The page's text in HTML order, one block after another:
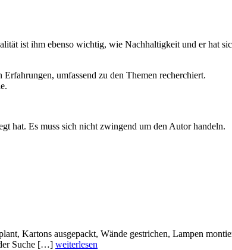
ist ihm ebenso wichtig, wie Nachhaltigkeit und er hat
umfassend zu den Themen recherchiert.
hat. Es muss sich nicht zwingend um den Autor handeln.
Kartons ausgepackt, Wände gestrichen, Lampen
Suche […] weiterlesen